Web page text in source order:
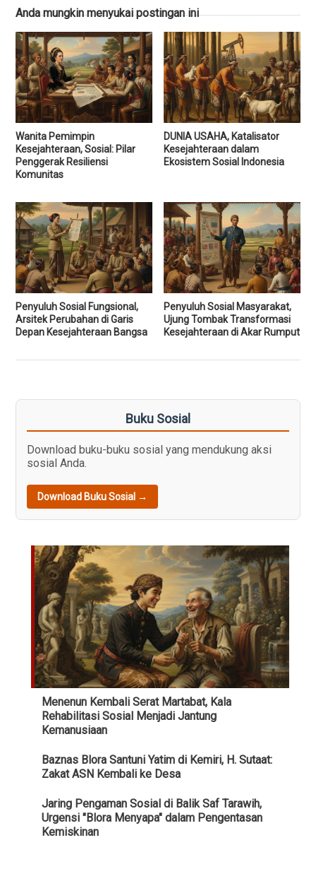
Anda mungkin menyukai postingan ini
Wanita Pemimpin
Kesejahteraan, Sosial: Pilar
Penggerak Resiliensi
Komunitas
DUNIA USAHA, Katalisator
Kesejahteraan dalam
Ekosistem Sosial Indonesia
Penyuluh Sosial Fungsional,
Arsitek Perubahan di Garis
Depan Kesejahteraan Bangsa
Penyuluh Sosial Masyarakat,
Ujung Tombak Transformasi
Kesejahteraan di Akar Rumput
Buku Sosial
Download buku-buku sosial yang mendukung aksi
sosial Anda.
Download Buku Sosial →
Menenun Kembali Serat Martabat, Kala
Rehabilitasi Sosial Menjadi Jantung
Kemanusiaan
Baznas Blora Santuni Yatim di Kemiri, H. Sutaat:
Zakat ASN Kembali ke Desa
Jaring Pengaman Sosial di Balik Saf Tarawih,
Urgensi "Blora Menyapa" dalam Pengentasan
Kemiskinan